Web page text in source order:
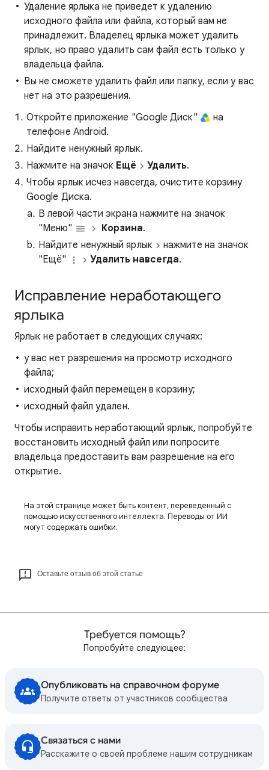
Удаление ярлыка не приведет к удалению
исходного файла или файла, который вам не
принадлежит. Владелец ярлыка может удалить
ярлык, но право удалить сам файл есть только у
владельца файла.
Вы не сможете удалить файл или папку, если у вас
нет на это разрешения.
Откройте приложение "Google Диск"
на
телефоне Android.
Найдите ненужный ярлык.
Нажмите на значок Ещё Удалить.
Чтобы ярлык исчез навсегда, очистите корзину
Google Диска.
В левой части экрана нажмите на значок
"Меню"
Корзина.​
Найдите ненужный ярлык
нажмите на значок
"Ещё"
Удалить навсегда.
Исправление неработающего
ярлыка
Ярлык не работает в следующих случаях:
у вас нет разрешения на просмотр исходного
файла;
исходный файл перемещен в корзину;
исходный файл удален.
Чтобы исправить неработающий ярлык, попробуйте
восстановить исходный файл или попросите
владельца предоставить вам разрешение на его
открытие.
На этой странице может быть контент, переведенный с
помощью искусственного интеллекта. Переводы от ИИ
могут содержать ошибки.
Оставьте отзыв об этой статье
Требуется помощь?
Попробуйте следующее:
Опубликовать на справочном форуме
Получите ответы от участников сообщества
Связаться с нами
Расскажите о своей проблеме нашим сотрудникам